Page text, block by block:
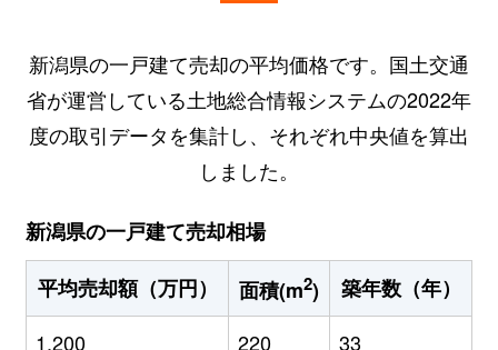
新潟県の一戸建て売却の平均価格です。国土交通
省が運営している土地総合情報システムの2022年
度の取引データを集計し、それぞれ中央値を算出
しました。
新潟県の一戸建て売却相場
平均売却額（万円）
面積(m2)
築年数（年）
1,200
220 33